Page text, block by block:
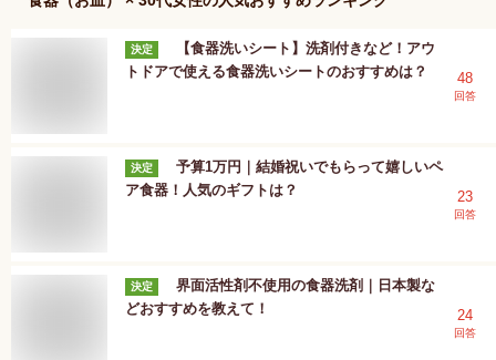
決定
【食器洗いシート】洗剤付きなど！アウ
トドアで使える食器洗いシートのおすすめは？
48
回答
決定
予算1万円｜結婚祝いでもらって嬉しいペ
ア食器！人気のギフトは？
23
回答
決定
界面活性剤不使用の食器洗剤｜日本製な
どおすすめを教えて！
24
回答